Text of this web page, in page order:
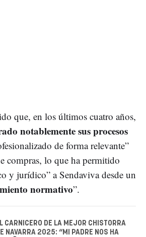
que, en los últimos cuatro años,
notablemente sus procesos
de forma relevante”
compras, lo que ha permitido
y jurídico” a Sendaviva desde un
normativo”.
CARNICERO DE LA MEJOR CHISTORRA
NAVARRA 2025: “MI PADRE NOS HA